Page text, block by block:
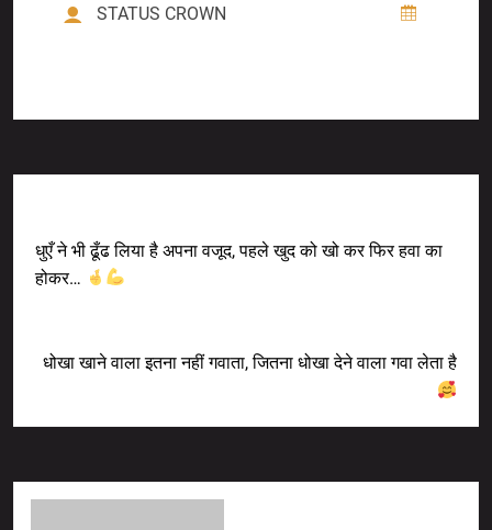
STATUS CROWN
धुएँ ने भी ढूँढ लिया है अपना वजूद, पहले खुद को खो कर फिर हवा का
होकर…
धोखा खाने वाला इतना नहीं गवाता, जितना धोखा देने वाला गवा लेता है